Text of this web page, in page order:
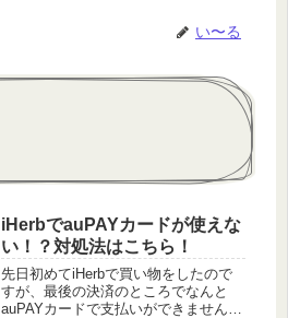
い〜る
iHerbでauPAYカードが使えな
い！？対処法はこちら！
先日初めてiHerbで買い物をしたので
すが、最後の決済のところでなんと
auPAYカードで支払いができませんで